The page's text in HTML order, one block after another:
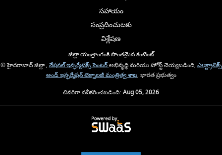
సహాయం
సంప్రదించుటకు
విశ్లేషణ
జిల్లా యంత్రాంగంకి సొంతమైన కంటెంట్
© హైదరాబాద్ జిల్లా , నేషనల్ ఇన్ఫర్మేటిక్స్ సెంటర్అభివృద్ధి మరియు హోస్ట్ చెయ్యబడింది, ఎలక్ట్రానిక్స్
అండ్ ఇన్ఫర్మేషన్ టెక్నాలజీ మంత్రిత్వ శాఖ, భారత ప్రభుత్వం
చివరిగా నవీకరించబడింది: Aug 05, 2026